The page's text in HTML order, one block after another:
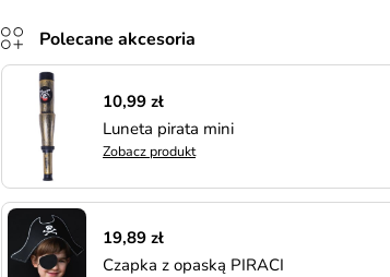
Polecane akcesoria
10,99 zł
Luneta pirata mini
Zobacz produkt
19,89 zł
Czapka z opaską PIRACI